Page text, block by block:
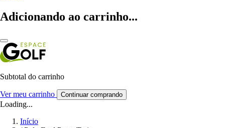
Adicionando ao carrinho...
Subtotal do carrinho
Ver meu carrinho Continuar comprando
Loading...
Início